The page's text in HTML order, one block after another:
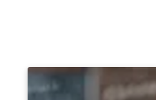
پرو
Advantages and